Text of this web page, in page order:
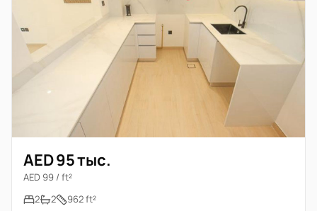
AED 95 тыс.
AED 99 / ft²
2
2 962 ft²